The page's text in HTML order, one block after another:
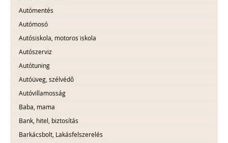
Autómentés
Autómosó
Autósiskola, motoros iskola
Autószerviz
Autótuning
Autóüveg, szélvédő
Autóvillamosság
Baba, mama
Bank, hitel, biztosítás
Barkácsbolt, Lakásfelszerelés